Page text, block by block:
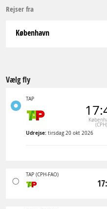
Rejser fra
København
Vælg fly
TAP
(CPH)
Udrejse: tirsdag 20 okt 2026
TAP (CPH-FAO)